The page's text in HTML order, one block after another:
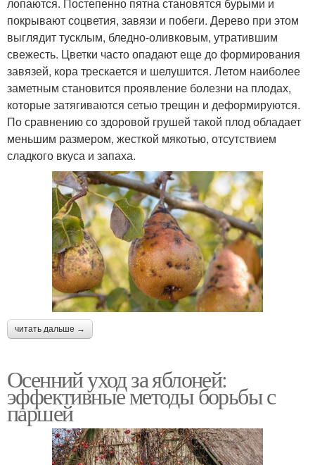
покрывают соцветия, завязи и побеги. Дерево при этом
выглядит тусклым, бледно-оливковым, утратившим
свежесть. Цветки часто опадают еще до формирования
завязей, кора трескается и шелушится. Летом наиболее
заметным становится проявление болезни на плодах,
которые затягиваются сетью трещин и деформируются.
По сравнению со здоровой грушей такой плод обладает
меньшим размером, жесткой мякотью, отсутствием
сладкого вкуса и запаха.
читать дальше →
Осенний уход за яблоней:
эффективные методы борьбы с
паршей